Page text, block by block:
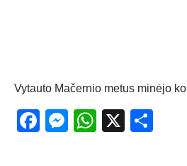
Vytauto Mačernio metus minėjo
Facebook
Messenger
X